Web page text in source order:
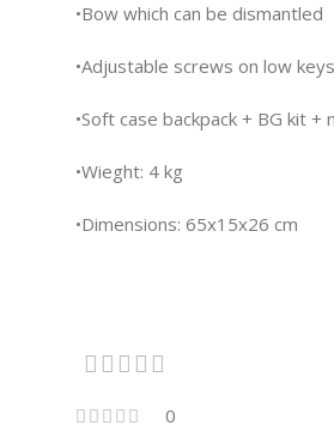
•Bow which can be dismantled
•Adjustable screws on low keys
•Soft case backpack + BG kit +
•Wieght: 4 kg
•Dimensions: 65x15x26 cm
0